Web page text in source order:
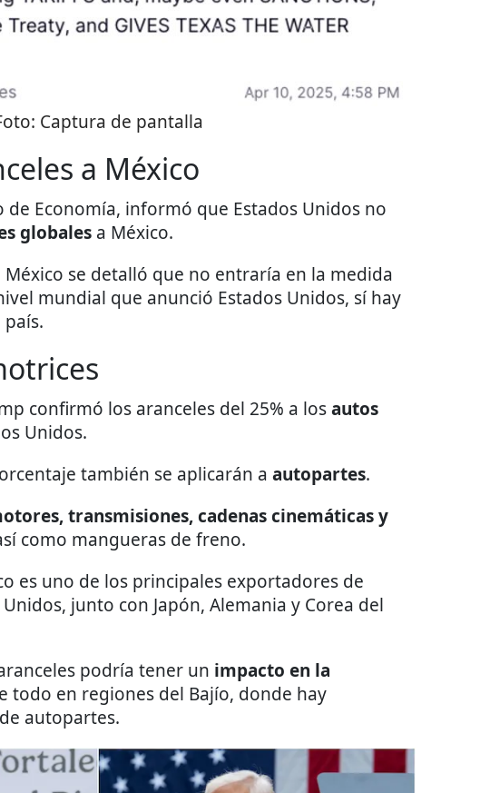
Captura de pantalla
a México
de Economía, informó que Estados Unidos no
globales a México.
se detalló que no entraría en la medida
mundial que anunció Estados Unidos, sí hay
confirmó los aranceles del 25% a losautos
Unidos.
también se aplicarán a autopartes.
transmisiones, cadenas cinemáticas y
como mangueras de freno.
es uno de los principales exportadores de
junto con Japón, Alemania y Corea del
podría tener un impacto en la
todo en regiones del Bajío, donde hay
autopartes.